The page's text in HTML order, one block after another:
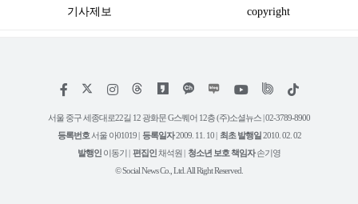
기사제보 copyright
페
스
인
타
램
위
트
유
튜
틱
서울 중구 세종대로22길 12 광화문 G스퀘어 12층 (주)소셜뉴스 | 02-3789-8900
등록번호 서울 아01019 | 등록일자2009. 11. 10 | 최초 발행일2010. 02. 02
발행인 이동기 | 편집인채석원 | 청소년 보호 책임자손기영
© Social News Co., Ltd. All Right Reserved.